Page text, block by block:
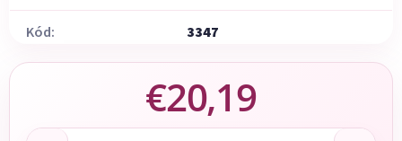
Kód: 3347
€20,19
Jednotková cena: